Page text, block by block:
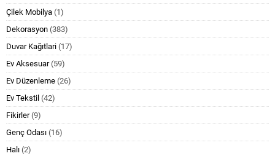
Çilek Mobilya (1)
Dekorasyon (383)
Duvar Kağıtlari (17)
Ev Aksesuar(59)
Ev Düzenleme (26)
Ev Tekstil (42)
Fikirler(9)
Genç Odası (16)
Halı (2)